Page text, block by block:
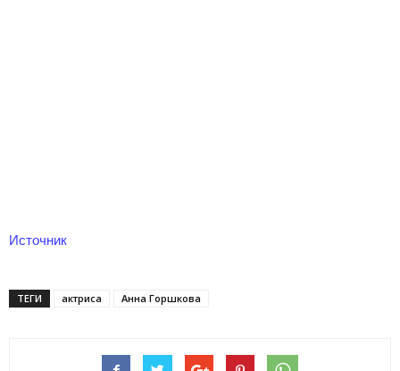
Источник
ТЕГИ актриса Анна Горшкова